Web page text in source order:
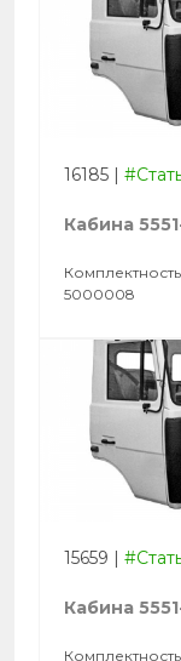
16185 |
Кабина
5000008
15659 |
Кабина